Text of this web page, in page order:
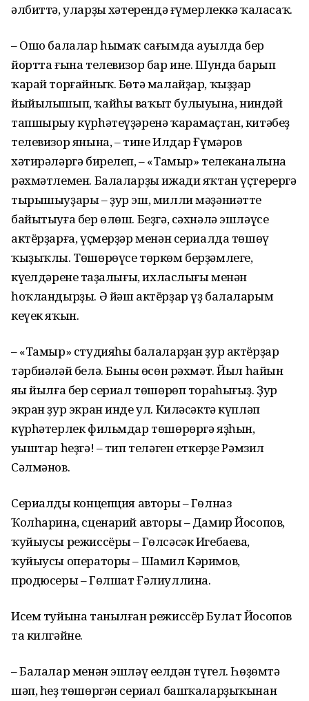
әлбиттә, уларҙың хәтерендә ғүмерлеккә ҡаласаҡ.
– Ошо балалар һымаҡ сағымда ауылда бер
йортта ғына телевизор бар ине. Шунда барып
ҡарай торғайныҡ. Бөтә малайҙар, ҡыҙҙар
йыйылышып, ҡайһы ваҡыт булыуына, ниндәй
тапшырыу күрһәтеүҙәренә ҡарамаҫтан, китәбеҙ
телевизор янына, – тине Илдар Ғүмәров
хәтирәләргә бирелеп, – «Тамыр» телеканалына
рәхмәтлемен. Балаларҙы ижади яҡтан үҫтерергә
тырышыуҙары – ҙур эш, милли мәҙәниәтте
байытыуға бер өлөш. Беҙгә, сәхнәлә эшләүсе
актёрҙарға, үҫмерҙәр менән сериалда төшөү
ҡыҙыҡлы. Төшөрөүсе төркөм берҙәмлеге,
күңелдәренең таҙалығы, ихласлығы менән
һоҡландырҙы. Ә йәш актёрҙар үҙ балаларым
кеүек яҡын.
– «Тамыр» студияһы балаларҙан ҙур актёрҙар
тәрбиәләй белә. Бының өсөн рәхмәт. Йыл һайын
яңы йылға бер сериал төшөрөп тораһығыҙ. Ҙур
экран ҙур экран инде ул. Киләсәктә күпләп
күрһәтерлек фильмдар төшөрөргә яҙһын,
уңыштар һеҙгә! – тип теләген еткерҙе Рәмзил
Сәлмәнов.
Сериалдың концепция авторы – Гөлназ
Ҡолһарина, сценарий авторы – Дамир Йосопов,
ҡуйыусы режиссёры – Гөлсәсәк Игебаева,
ҡуйыусы операторы – Шамил Кәримов,
продюсеры – Гөлшат Ғәлиуллина.
Исем туйына танылған режиссёр Булат Йосопов
та килгәйне.
– Балалар менән эшләү еңелдән түгел. Һөҙөмтә
шәп, һеҙ төшөргән сериал башҡаларҙыҡынан